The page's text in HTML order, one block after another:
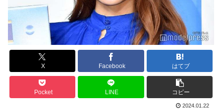
X Facebook はてブ
Pocket LINE コピー
2024.01.22